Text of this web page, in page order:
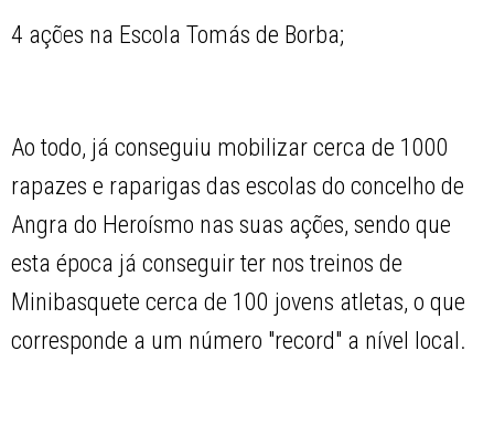
4 ações na Escola Tomás de Borba;
Ao todo, já conseguiu mobilizar cerca de 1000
rapazes e raparigas das escolas do concelho de
Angra do Heroísmo nas suas ações, sendo que
esta época já conseguir ter nos treinos de
Minibasquete cerca de 100 jovens atletas, o que
corresponde a um número "record" a nível local.